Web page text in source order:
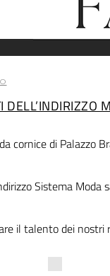
DELL’INDIRIZZO
cornice di Palazzo
Sistema
il talento dei nostri